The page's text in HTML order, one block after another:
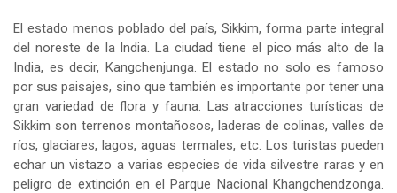
El estado menos poblado del país, Sikkim, forma parte integral
del noreste de la India. La ciudad tiene el pico más alto de la
India, es decir, Kangchenjunga. El estado no solo es famoso
por sus paisajes, sino que también es importante por tener una
gran variedad de flora y fauna. Las atracciones turísticas de
Sikkim son terrenos montañosos, laderas de colinas, valles de
ríos, glaciares, lagos, aguas termales, etc. Los turistas pueden
echar un vistazo a varias especies de vida silvestre raras y en
peligro de extinción en el Parque Nacional Khangchendzonga.